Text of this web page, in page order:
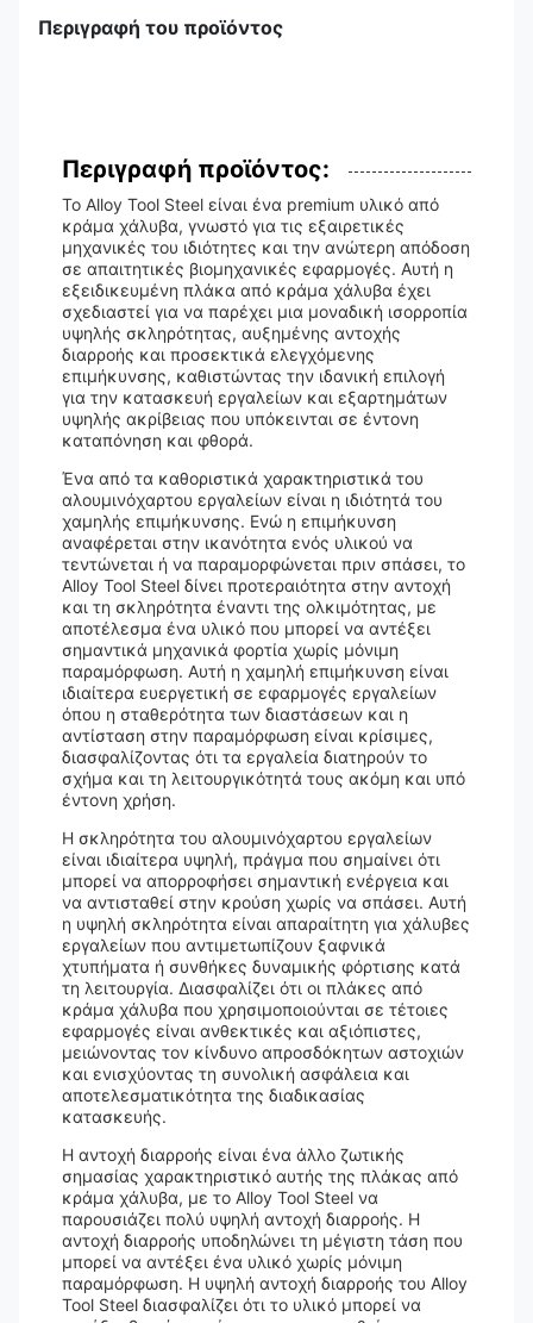
Περιγραφή του προϊόντος
Περιγραφή προϊόντος:
Το Alloy Tool Steel είναι ένα premium υλικό από
κράμα χάλυβα, γνωστό για τις εξαιρετικές
μηχανικές του ιδιότητες και την ανώτερη απόδοση
σε απαιτητικές βιομηχανικές εφαρμογές. Αυτή η
εξειδικευμένη πλάκα από κράμα χάλυβα έχει
σχεδιαστεί για να παρέχει μια μοναδική ισορροπία
υψηλής σκληρότητας, αυξημένης αντοχής
διαρροής και προσεκτικά ελεγχόμενης
επιμήκυνσης, καθιστώντας την ιδανική επιλογή
για την κατασκευή εργαλείων και εξαρτημάτων
υψηλής ακρίβειας που υπόκεινται σε έντονη
καταπόνηση και φθορά.
Ένα από τα καθοριστικά χαρακτηριστικά του
αλουμινόχαρτου εργαλείων είναι η ιδιότητά του
χαμηλής επιμήκυνσης. Ενώ η επιμήκυνση
αναφέρεται στην ικανότητα ενός υλικού να
τεντώνεται ή να παραμορφώνεται πριν σπάσει, το
Alloy Tool Steel δίνει προτεραιότητα στην αντοχή
και τη σκληρότητα έναντι της ολκιμότητας, με
αποτέλεσμα ένα υλικό που μπορεί να αντέξει
σημαντικά μηχανικά φορτία χωρίς μόνιμη
παραμόρφωση. Αυτή η χαμηλή επιμήκυνση είναι
ιδιαίτερα ευεργετική σε εφαρμογές εργαλείων
όπου η σταθερότητα των διαστάσεων και η
αντίσταση στην παραμόρφωση είναι κρίσιμες,
διασφαλίζοντας ότι τα εργαλεία διατηρούν το
σχήμα και τη λειτουργικότητά τους ακόμη και υπό
έντονη χρήση.
Η σκληρότητα του αλουμινόχαρτου εργαλείων
είναι ιδιαίτερα υψηλή, πράγμα που σημαίνει ότι
μπορεί να απορροφήσει σημαντική ενέργεια και
να αντισταθεί στην κρούση χωρίς να σπάσει. Αυτή
η υψηλή σκληρότητα είναι απαραίτητη για χάλυβες
εργαλείων που αντιμετωπίζουν ξαφνικά
χτυπήματα ή συνθήκες δυναμικής φόρτισης κατά
τη λειτουργία. Διασφαλίζει ότι οι πλάκες από
κράμα χάλυβα που χρησιμοποιούνται σε τέτοιες
εφαρμογές είναι ανθεκτικές και αξιόπιστες,
μειώνοντας τον κίνδυνο απροσδόκητων αστοχιών
και ενισχύοντας τη συνολική ασφάλεια και
αποτελεσματικότητα της διαδικασίας
κατασκευής.
Η αντοχή διαρροής είναι ένα άλλο ζωτικής
σημασίας χαρακτηριστικό αυτής της πλάκας από
κράμα χάλυβα, με το Alloy Tool Steel να
παρουσιάζει πολύ υψηλή αντοχή διαρροής. Η
αντοχή διαρροής υποδηλώνει τη μέγιστη τάση που
μπορεί να αντέξει ένα υλικό χωρίς μόνιμη
παραμόρφωση. Η υψηλή αντοχή διαρροής του Alloy
Tool Steel διασφαλίζει ότι το υλικό μπορεί να